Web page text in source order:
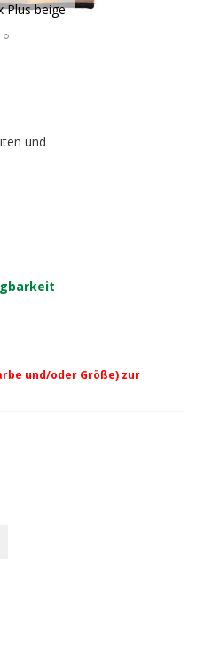
Plus beige
und
und/oder Größe) zur